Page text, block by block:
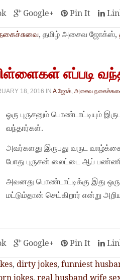
Google+ Pin It
, தமிழ் அசைவ ஜோக்ஸ்,
எப்படி
18, 2016 INA ஜோக் ,அசைவ
ஓரு புருசனும் பொண்டாட்டியும்
வந்தார்கள்.
அவர்களது இருபது வருட
போது புருசன் லைட்டை ஆப்
அவனது பொண்டாட்டிக்கு இது ஒரு
மட்டும்தான் செய்கிறார் என்று
Google+ Pin It
,dirty jokes,funniest
jokes,real husband wife